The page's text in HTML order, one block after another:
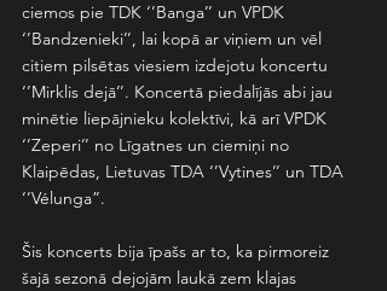
ciemos pie TDK ‘’Banga’’ un VPDK
‘’Bandzenieki’’, lai kopā ar viņiem un vēl
citiem pilsētas viesiem izdejotu koncertu
‘’Mirklis dejā’’. Koncertā piedalījās abi jau
minētie liepājnieku kolektīvi, kā arī VPDK
‘’Zeperi’’ no Līgatnes un ciemiņi no
Klaipēdas, Lietuvas TDA ‘’Vytines’’ un TDA
‘’Vélunga”.
Šis koncerts bija īpašs ar to, ka pirmoreiz
šajā sezonā dejojām laukā zem klajas